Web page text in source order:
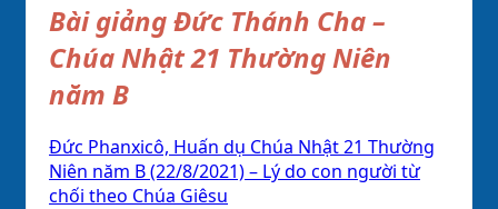
Bài giảng Đức Thánh Cha –
Chúa Nhật 21 Thường Niên
năm B
Đức Phanxicô, Huấn dụ Chúa Nhật 21 Thường
Niên năm B (22/8/2021) – Lý do con người từ
chối theo Chúa Giêsu